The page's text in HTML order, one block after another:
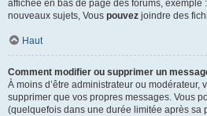
affichée en bas de page des forums, exemple
nouveaux sujets, Vous pouvez joindre des
Haut
Comment modifier ou supprimer un
À moins d’être administrateur ou modérateur,
supprimer que vos propres messages. Vous
(quelquefois dans une durée limitée après sa